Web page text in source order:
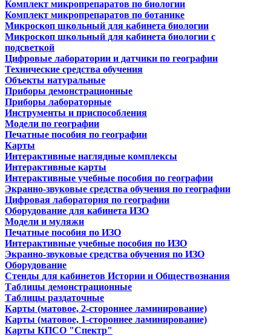
Комплект микропрепаратов по биологии
Комплект микропрепаратов по ботанике
Микроскоп школьный для кабинета биологии
Микроскоп школьный для кабинета биологии с
подсветкой
Цифровые лаборатории и датчики по географии
Технические средства обучения
Объекты натуральные
Приборы демонстрационные
Приборы лабораторные
Инструменты и приспособления
Модели по географии
Печатные пособия по географии
Карты
Интерактивные наглядные комплексы
Интерактивные карты
Интерактивные учебные пособия по географии
Экранно-звуковые средства обучения по географии
Цифровая лаборатория по географии
Оборудование для кабинета ИЗО
Модели и муляжи
Печатные пособия по ИЗО
Интерактивные учебные пособия по ИЗО
Экранно-звуковые средства обучения по ИЗО
Оборудование
Стенды для кабинетов Истории и Обществознания
Таблицы демонстрационные
Таблицы раздаточные
Карты (матовое, 2-стороннее ламинирование)
Карты (матовое, 1-стороннее ламинирование)
Карты КПСО "Спектр"